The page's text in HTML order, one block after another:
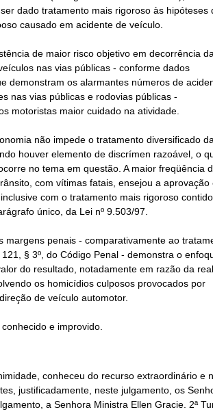
conhecido e improvido.
conheceu do recurso extraordinário e
justificadamente, neste julgamento, os
a Senhora Ministra Ellen Gracie. 2ª